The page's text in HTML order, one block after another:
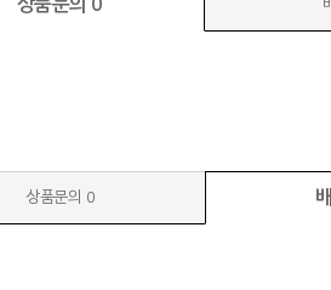
상품문의 0
상품문의 0